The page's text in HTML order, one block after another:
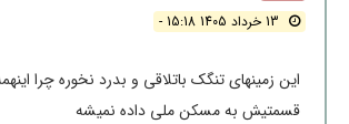
13 خرداد 1405 15:18 -
این زمینهای تنگک باتلاقی و بدرد نخوره چرا
قسمتیش به مسکن ملی داده نمیشه